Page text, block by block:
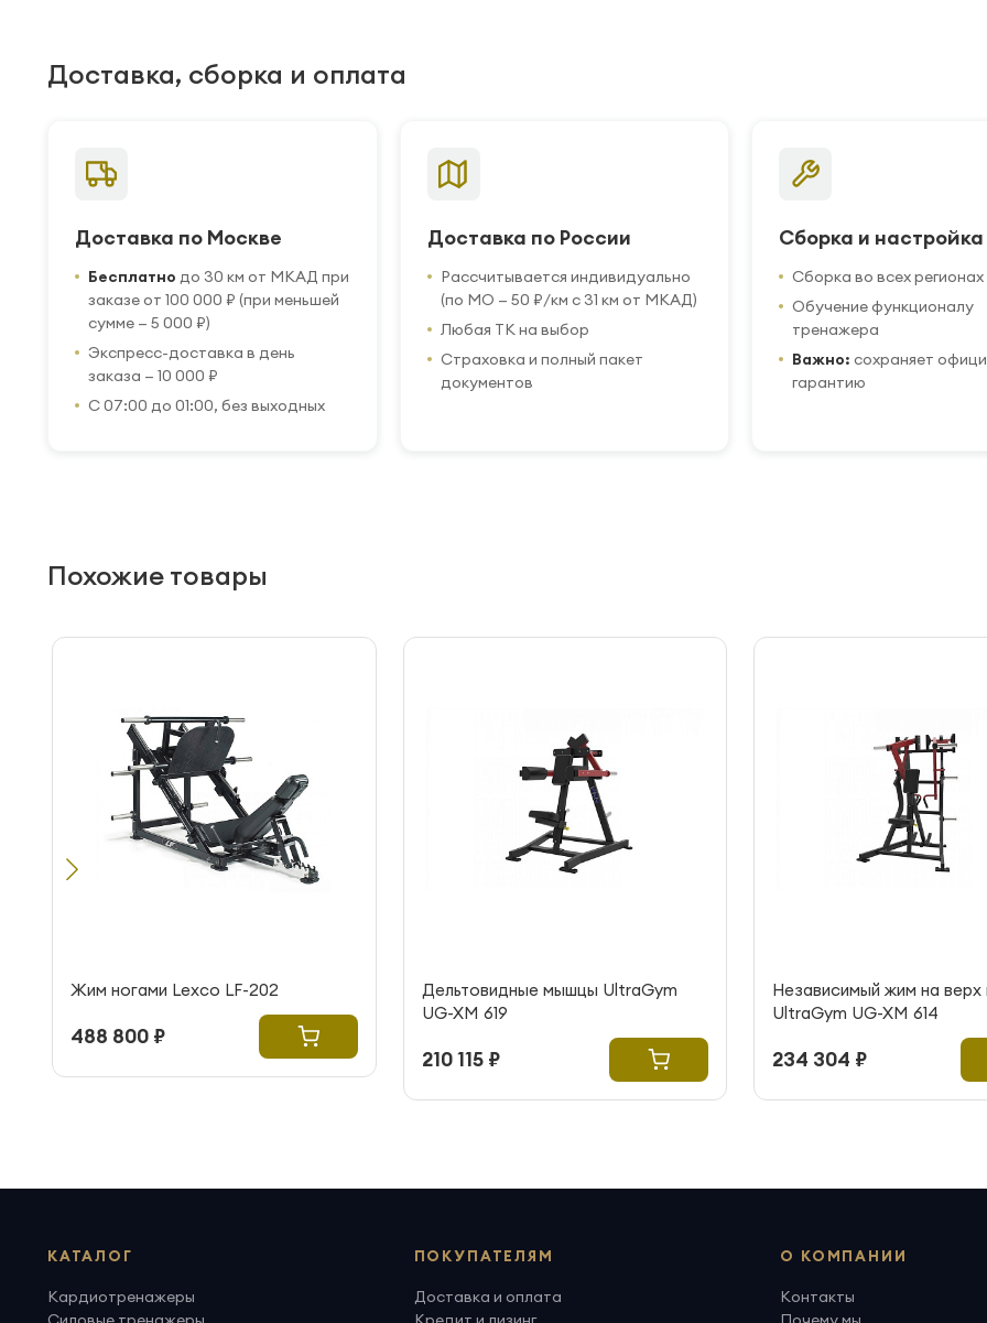
Доставка, сборка и оплата
Доставка по Москве
Бесплатно до 30 км от МКАД при
заказе от 100 000 ₽ (при меньшей
сумме — 5 000 ₽)
Экспресс-доставка в день
заказа — 10 000 ₽
С 07:00 до 01:00, без выходных
Доставка по России
Рассчитывается индивидуально
(по МО — 50 ₽/км с 31 км от МКАД)
Любая ТК на выбор
Страховка и полный пакет
документов
Сборка и настройка
Сборка во всех
Обучение функционалу
тренажера
Важно: сохраняет
гарантию
Похожие товары
Жим ногами Lexco LF-202
488 800 ₽
Дельтовидные мышцы UltraGym
UG-XM 619
210 115 ₽
Независимый жим на верх
UltraGym UG-XM 614
234 304 ₽
КАТАЛОГ
Кардиотренажеры
ПОКУПАТЕЛЯМ
Доставка и оплата
О КОМПАНИИ
Контакты